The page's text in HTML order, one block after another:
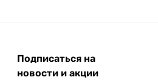
Подписаться на
новости и акции